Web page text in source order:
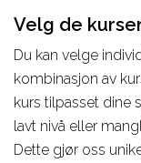
Velg de
Du kan velge
kombinasjon av
kurs tilpasset dine
lavt nivå eller
Dette gjør oss